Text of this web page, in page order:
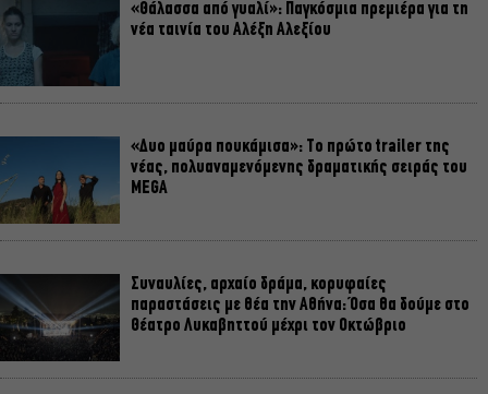
«Θάλασσα από γυαλί»: Παγκόσμια πρεμιέρα για τη
νέα ταινία του Αλέξη Αλεξίου
«Δυο μαύρα πουκάμισα»: Το πρώτο trailer της
νέας, πολυαναμενόμενης δραματικής σειράς του
MEGA
Συναυλίες, αρχαίο δράμα, κορυφαίες
παραστάσεις με θέα την Αθήνα: Όσα θα δούμε στο
Θέατρο Λυκαβηττού μέχρι τον Οκτώβριο